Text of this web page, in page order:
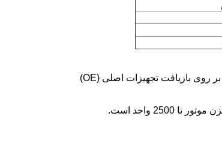
ما شرکت فوشان فنگ شون هوا قطعات اتوماتیک تجارت شرکت محدود با 20 سال تجربه تامین منبع ما بر روی بازیافت تجهیزات اصلی (OE)